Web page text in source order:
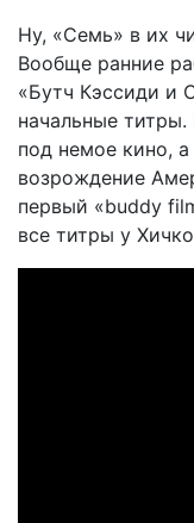
Ну, «Семь» в их
Вообще ранние
«Бутч Кэссиди и
начальные титры.
под немое кино,
возрождение
первый «buddy
все титры у